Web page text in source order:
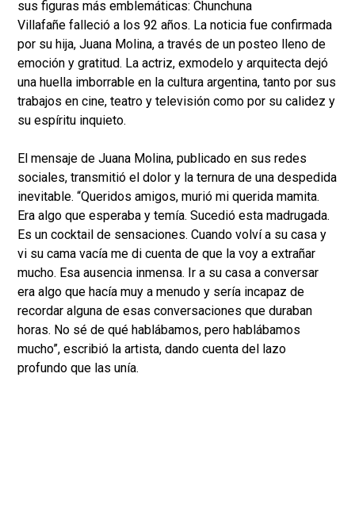
sus figuras más emblemáticas: Chunchuna
Villafañe falleció a los 92 años. La noticia fue confirmada
por su hija, Juana Molina, a través de un posteo lleno de
emoción y gratitud. La actriz, exmodelo y arquitecta dejó
una huella imborrable en la cultura argentina, tanto por sus
trabajos en cine, teatro y televisión como por su calidez y
su espíritu inquieto.
El mensaje de Juana Molina, publicado en sus redes
sociales, transmitió el dolor y la ternura de una despedida
inevitable. “Queridos amigos, murió mi querida mamita.
Era algo que esperaba y temía. Sucedió esta madrugada.
Es un cocktail de sensaciones. Cuando volví a su casa y
vi su cama vacía me di cuenta de que la voy a extrañar
mucho. Esa ausencia inmensa. Ir a su casa a conversar
era algo que hacía muy a menudo y sería incapaz de
recordar alguna de esas conversaciones que duraban
horas. No sé de qué hablábamos, pero hablábamos
mucho”, escribió la artista, dando cuenta del lazo
profundo que las unía.